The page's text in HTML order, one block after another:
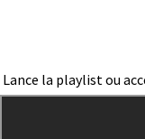
Lance la playlist ou